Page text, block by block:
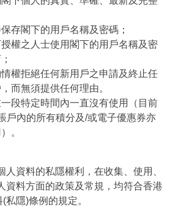
存閣下的用戶名稱及密碼；
權之人士使用閣下的用戶名稱及密
權拒絕任何新用戶之申請及終止任
而無須提供任何理由。
段特定時間內一直沒有使用（目前
戶內的所有積分及/或電子優惠券亦
。
人資料的私隱權利，在收集、使用、
資料方面的政策及常規，均符合香港
隱)條例的規定。